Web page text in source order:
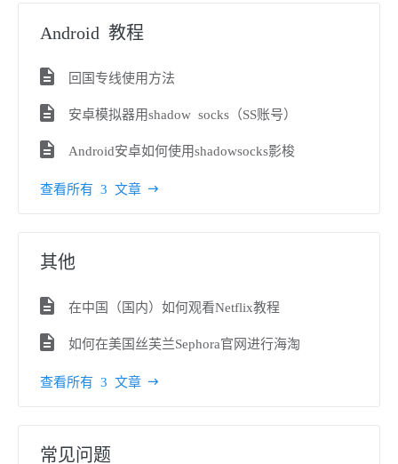
Android 教程
回国专线使用方法
安卓模拟器用shadow socks（SS账号）
Android安卓如何使用shadowsocks影梭
查看所有 3 文章
其他
在中国（国内）如何观看Netflix教程
如何在美国丝芙兰Sephora官网进行海淘
查看所有 3 文章
常见问题